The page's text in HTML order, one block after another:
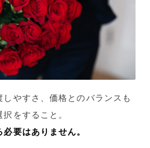
やすさ、価格とのバランスも
をすること。
要はありません。